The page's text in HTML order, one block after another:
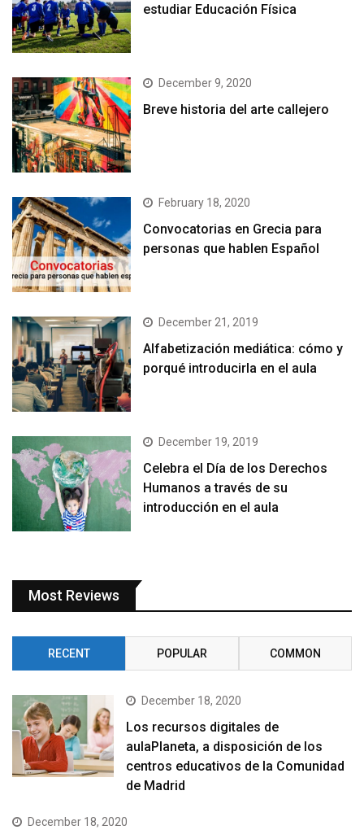
estudiar Educación Física
December 9, 2020
Breve historia del arte callejero
February 18, 2020
Convocatorias en Grecia para
personas que hablen Español
December 21, 2019
Alfabetización mediática: cómo y
porqué introducirla en el aula
December 19, 2019
Celebra el Día de los Derechos
Humanos a través de su
introducción en el aula
Most Reviews
RECENT POPULAR COMMON
December 18, 2020
Los recursos digitales de
aulaPlaneta, a disposición de los
centros educativos de la Comunidad
de Madrid
December 18, 2020